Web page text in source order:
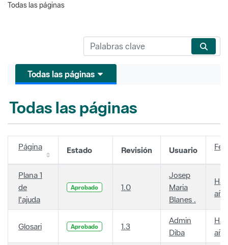
Todas las páginas
Todas las páginas
Todas las páginas
Página Estado Revisión Usuario
Plana 1
de
l'ajuda
Aprobado 1.0
Josep
Maria
Blanes .
Glosari Aprobado 1.3
Admin
Diba